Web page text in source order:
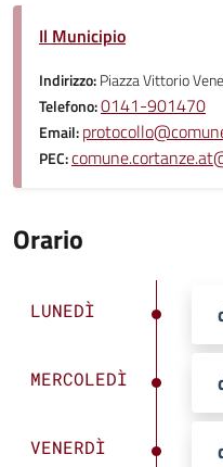
Il Municipio
Indirizzo:Piazza Vittorio
Telefono:0141-901470
Email:
PEC:
Orario
LUNEDÌ
MERCOLEDÌ
VENERDÌ